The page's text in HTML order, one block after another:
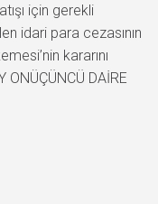
için gerekli
idari para cezasının
kararını
ONÜÇÜNCÜ DAİRE